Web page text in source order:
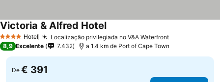
4 EstrelasHotel Localização privilegiada no V&A Waterfront
Victoria & Alfred Hotel
8,9 Excelente 7.432 a 1.4 km de Port of Cape Town
De € 391